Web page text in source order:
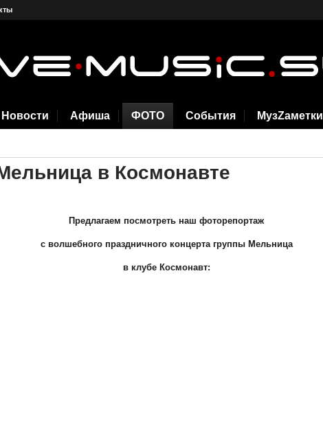
Новости Афиша ФОТО События МузZаметки
в Космонавте
Предлагаем посмотреть наш фоторепортаж
с волшебного праздничного концерта группы Мельница
в клубе Космонавт: